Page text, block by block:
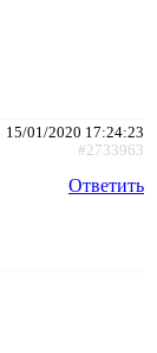
15/01/2020 17:24:23
#2733963
Ответить